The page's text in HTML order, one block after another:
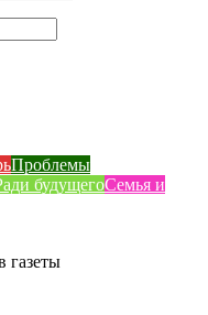
Проблемы
будущегоСемья и
газеты